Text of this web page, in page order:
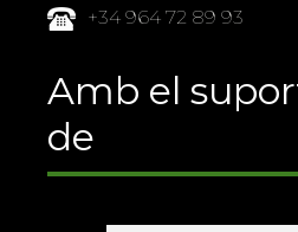
+34 964 72 89 93
Amb el
de